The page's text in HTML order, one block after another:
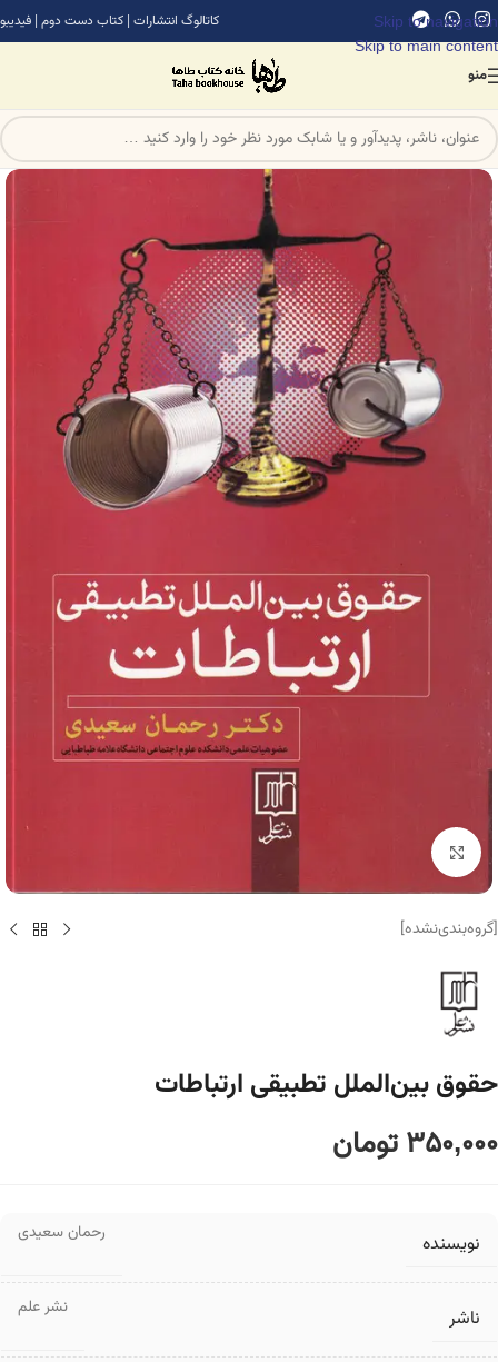
Skip to navigation
Skip to main content
کاتالوگ انتشارات | کتاب دست دوم | فیدیبو
منو
برای بزرگنمایی کلیک کنید
[گروه‌بندی‌نشده]
حقوق بین‌الملل تطبیقی ارتباطات
350,000تومان
نویسنده رحمان سعیدی
ناشر نشر علم